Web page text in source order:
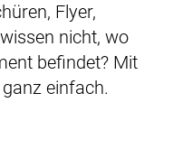
Flyer,
nicht, wo
befindet? Mit
einfach.